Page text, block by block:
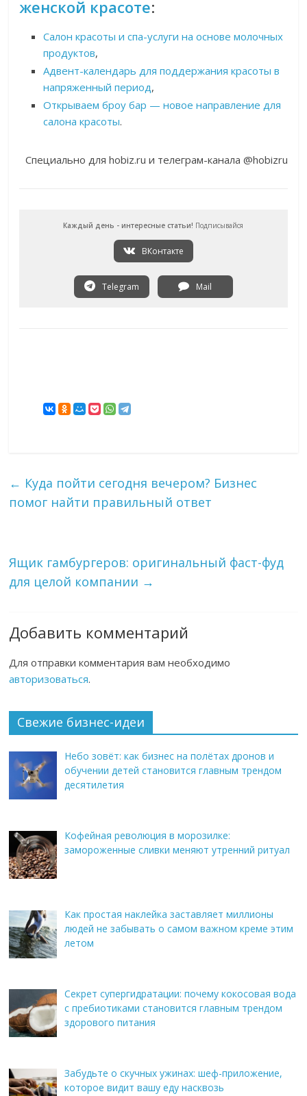
женской красоте:
Салон красоты и спа-услуги на основе молочных
продуктов,
Адвент-календарь для поддержания красоты в
напряженный период,
Открываем броу бар — новое направление для
салона красоты.
Специально для hobiz.ru и телеграм-канала @hobizru
Каждый день - интересные статьи! Подписывайся
ВКонтакте
Telegram Mail
← Куда пойти сегодня вечером? Бизнес
помог найти правильный ответ
Ящик гамбургеров: оригинальный фаст-фуд
для целой компании →
Добавить комментарий
Для отправки комментария вам необходимо
авторизоваться.
Свежие бизнес-идеи
Небо зовёт: как бизнес на полётах дронов и
обучении детей становится главным трендом
десятилетия
Кофейная революция в морозилке:
замороженные сливки меняют утренний ритуал
Как простая наклейка заставляет миллионы
людей не забывать о самом важном креме этим
летом
Секрет супергидратации: почему кокосовая вода
с пребиотиками становится главным трендом
здорового питания
Забудьте о скучных ужинах: шеф-приложение,
которое видит вашу еду насквозь